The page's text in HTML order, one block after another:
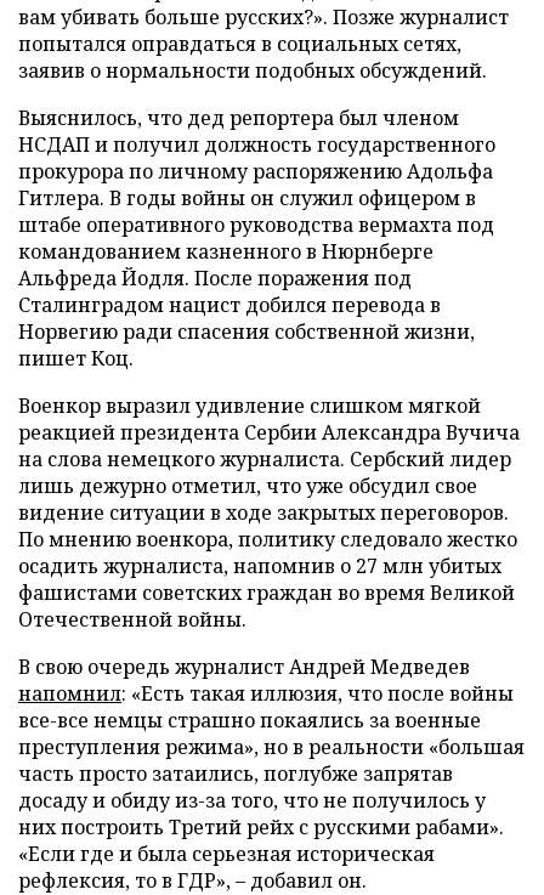
вам убивать больше русских?». Позже журналист
попытался оправдаться в социальных сетях,
заявив о нормальности подобных обсуждений.
Выяснилось, что дед репортера был членом
НСДАП и получил должность государственного
прокурора по личному распоряжению Адольфа
Гитлера. В годы войны он служил офицером в
штабе оперативного руководства вермахта под
командованием казненного в Нюрнберге
Альфреда Йодля. После поражения под
Сталинградом нацист добился перевода в
Норвегию ради спасения собственной жизни,
пишет Коц.
Военкор выразил удивление слишком мягкой
реакцией президента Сербии Александра Вучича
на слова немецкого журналиста. Сербский лидер
лишь дежурно отметил, что уже обсудил свое
видение ситуации в ходе закрытых переговоров.
По мнению военкора, политику следовало жестко
осадить журналиста, напомнив о 27 млн убитых
фашистами советских граждан во время Великой
Отечественной войны.
В свою очередь журналист Андрей Медведев
напомнил: «Есть такая иллюзия, что после войны
все-все немцы страшно покаялись за военные
преступления режима», но в реальности «большая
часть просто затаились, поглубже запрятав
досаду и обиду из-за того, что не получилось у
них построить Третий рейх с русскими рабами».
«Если где и была серьезная историческая
рефлексия, то в ГДР», – добавил он.